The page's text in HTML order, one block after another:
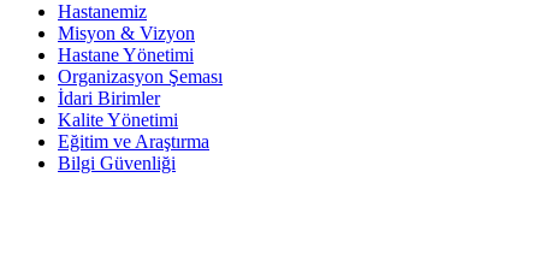
Hastanemiz
Misyon & Vizyon
Hastane Yönetimi
Organizasyon Şeması
İdari Birimler
Kalite Yönetimi
Eğitim ve Araştırma
Bilgi Güvenliği